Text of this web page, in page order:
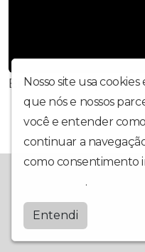
Em Pinhais,
Nosso site usa
que nós e nossos
você e entender
continuar a
como consentimento
.
Entendi